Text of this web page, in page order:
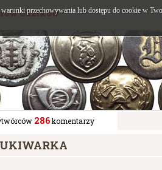
Guzików
286komentarzy
przechowywania lub dostępu do cookie w